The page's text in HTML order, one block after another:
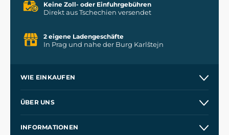
Keine Zoll- oder Einfuhrgebühren
Direkt aus Tschechien versendet
2 eigene Ladengeschäfte
In Prag und nahe der Burg Karlštejn
WIE EINKAUFEN
Kontakt
ÜBER UNS
INFORMATIONEN